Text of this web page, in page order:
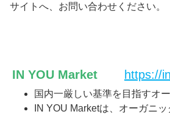
サイトへ、お問い合わせください。
IN YOU Market https://
国内一厳しい基準を目指すオ
IN YOU Marketは、オーガニ